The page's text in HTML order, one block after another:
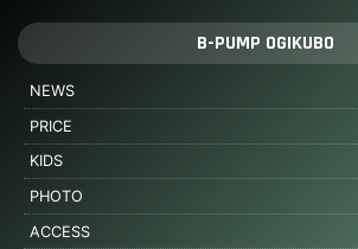
B-PUMP OGIKUBO
NEWS
PRICE
KIDS
PHOTO
ACCESS